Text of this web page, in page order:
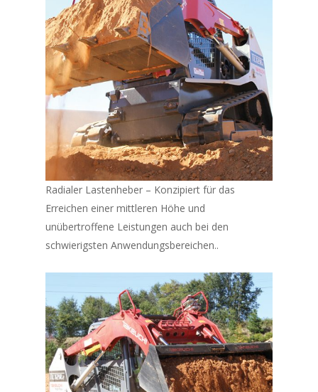
Radialer Lastenheber – Konzipiert für das
Erreichen einer mittleren Höhe und
unübertroffene Leistungen auch bei den
schwierigsten Anwendungsbereichen..